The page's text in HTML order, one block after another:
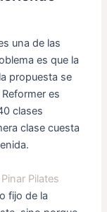
una de las
es que la
propuesta se
es
clases
clase cuesta
Pinar Pilates
fijo de la